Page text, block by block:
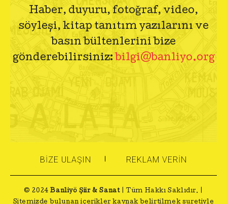
Haber, duyuru, fotoğraf, video,
söyleşi, kitap tanıtım yazılarını ve
basın bültenlerini bize
gönderebilirsiniz: bilgi@banliyo.org
BIZE ULAŞIN REKLAM VERIN
© 2024Banliyö Şiir & Sanat
| Tüm Hakkı Saklıdır. |
Sitemizde bulunan içerikler kaynak belirtilmek suretiyle